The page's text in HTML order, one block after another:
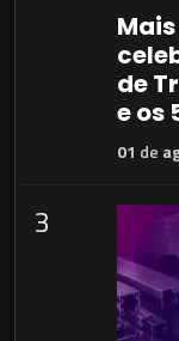
de
e os
01 de
3